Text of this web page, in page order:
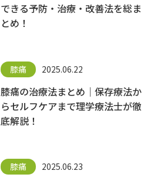
できる予防・治療・改善法を総ま
とめ！
膝痛 2025.06.22
膝痛の治療法まとめ｜保存療法か
らセルフケアまで理学療法士が徹
底解説！
膝痛 2025.06.23